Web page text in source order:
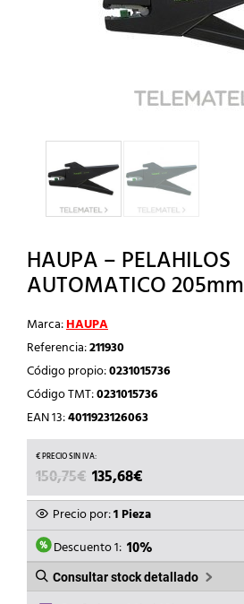
HAUPA – PELAHILOS
AUTOMATICO 205mm
Marca:HAUPA
Referencia:211930
Código propio:0231015736
Código TMT:0231015736
EAN 13:4011923126063
150,75€ EL
PRECIO
ORIGINAL
ERA:
150,75€.
135,68€
PRECIO
ACTUAL
ES:
135,68€.
Precio por:1 Pieza
Descuento 1: 10%
Consultar stock detallado